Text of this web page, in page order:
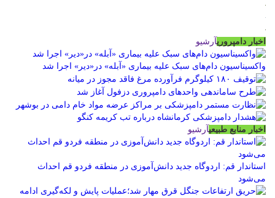
اخبار دامپروریآرشیو
واکسیناسیون دام‌های سبک علیه بیماری «آبله» در«دیر» اجرا شد
اخبار منابع طبیعیآرشیو
استاندار قم: اردوگاه جدید دانش‌آموزی در منطقه فردو قم احداث
می‌شود